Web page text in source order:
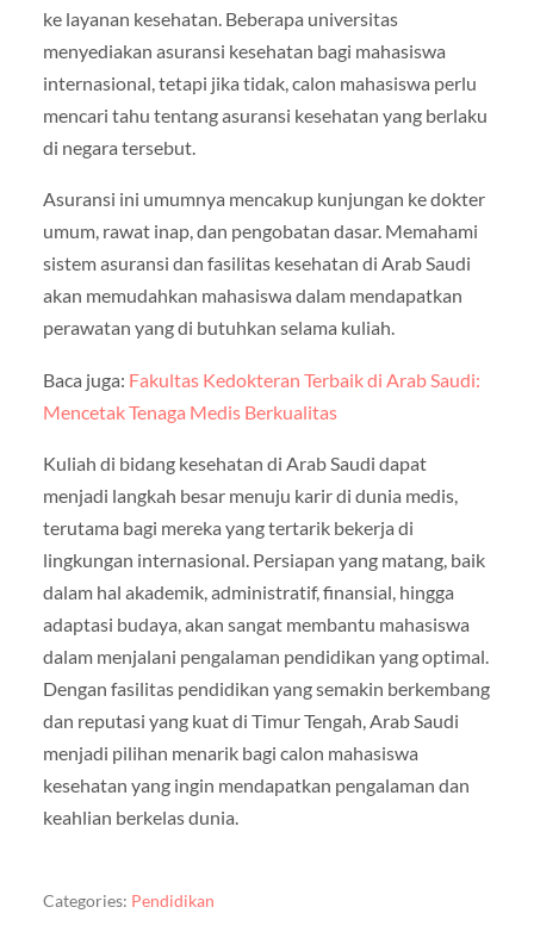
ke layanan kesehatan. Beberapa universitas
menyediakan asuransi kesehatan bagi mahasiswa
internasional, tetapi jika tidak, calon mahasiswa perlu
mencari tahu tentang asuransi kesehatan yang berlaku
di negara tersebut.
Asuransi ini umumnya mencakup kunjungan ke dokter
umum, rawat inap, dan pengobatan dasar. Memahami
sistem asuransi dan fasilitas kesehatan di Arab Saudi
akan memudahkan mahasiswa dalam mendapatkan
perawatan yang di butuhkan selama kuliah.
Baca juga: Fakultas Kedokteran Terbaik di Arab Saudi:
Mencetak Tenaga Medis Berkualitas
Kuliah di bidang kesehatan di Arab Saudi dapat
menjadi langkah besar menuju karir di dunia medis,
terutama bagi mereka yang tertarik bekerja di
lingkungan internasional. Persiapan yang matang, baik
dalam hal akademik, administratif, finansial, hingga
adaptasi budaya, akan sangat membantu mahasiswa
dalam menjalani pengalaman pendidikan yang optimal.
Dengan fasilitas pendidikan yang semakin berkembang
dan reputasi yang kuat di Timur Tengah, Arab Saudi
menjadi pilihan menarik bagi calon mahasiswa
kesehatan yang ingin mendapatkan pengalaman dan
keahlian berkelas dunia.
Categories: Pendidikan